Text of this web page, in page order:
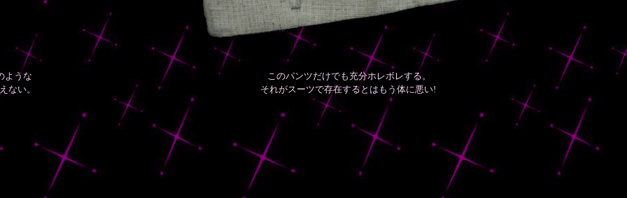
ような
ない。
このパンツだけでも充分ホレボレする。
それがスーツで存在するとはもう体に悪い!